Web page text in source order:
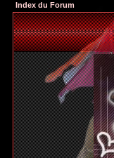
Index du Forum